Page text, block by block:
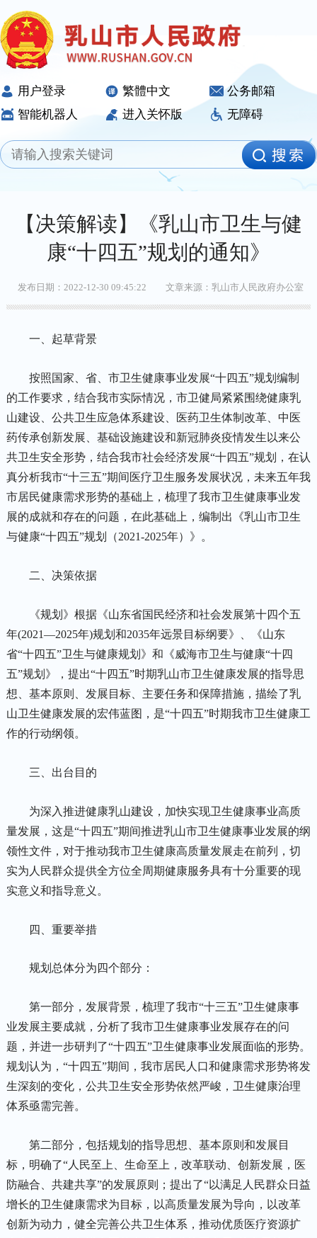
用户登录 繁體中文
公务邮箱
智能机器人
进入关怀版 无障碍
【决策解读】《乳山市卫生与健
康“十四五”规划的通知》
发布日期：2022-12-30 09:45:22 文章来源：乳山市人民政府办公室
一、起草背景
按照国家、省、市卫生健康事业发展“十四五”规划编制
的工作要求，结合我市实际情况，市卫健局紧紧围绕健康乳
山建设、公共卫生应急体系建设、医药卫生体制改革、中医
药传承创新发展、基础设施建设和新冠肺炎疫情发生以来公
共卫生安全形势，结合我市社会经济发展“十四五”规划，在认
真分析我市“十三五”期间医疗卫生服务发展状况，未来五年我
市居民健康需求形势的基础上，梳理了我市卫生健康事业发
展的成就和存在的问题，在此基础上，编制出《乳山市卫生
与健康“十四五”规划（2021-2025年）》。
二、决策依据
《规划》根据《山东省国民经济和社会发展第十四个五
年(2021—2025年)规划和2035年远景目标纲要》、《山东
省“十四五”卫生与健康规划》和《威海市卫生与健康“十四
五”规划》，提出“十四五”时期乳山市卫生健康发展的指导思
想、基本原则、发展目标、主要任务和保障措施，描绘了乳
山卫生健康发展的宏伟蓝图，是“十四五”时期我市卫生健康工
作的行动纲领。
三、出台目的
为深入推进健康乳山建设，加快实现卫生健康事业高质
量发展，这是“十四五”期间推进乳山市卫生健康事业发展的纲
领性文件，对于推动我市卫生健康高质量发展走在前列，切
实为人民群众提供全方位全周期健康服务具有十分重要的现
实意义和指导意义。
四、重要举措
规划总体分为四个部分：
第一部分，发展背景，梳理了我市“十三五”卫生健康事
业发展主要成就，分析了我市卫生健康事业发展存在的问
题，并进一步研判了“十四五”卫生健康事业发展面临的形势。
规划认为，“十四五”期间，我市居民人口和健康需求形势将发
生深刻的变化，公共卫生安全形势依然严峻，卫生健康治理
体系亟需完善。
第二部分，包括规划的指导思想、基本原则和发展目
标，明确了“人民至上、生命至上，改革联动、创新发展，医
防融合、共建共享”的发展原则；提出了“以满足人民群众日益
增长的卫生健康需求为目标，以高质量发展为导向，以改革
创新为动力，健全完善公共卫生体系，推动优质医疗资源扩